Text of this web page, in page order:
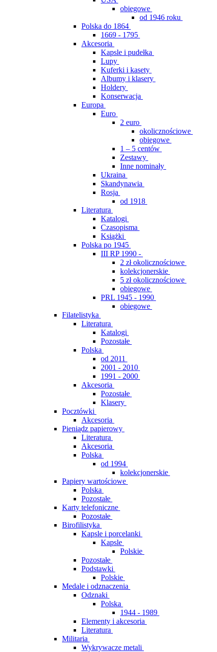
obiegowe
od 1946 roku
Polska do 1864
1669 - 1795
Akcesoria
Kapsle i pudełka
Lupy
Kuferki i kasety
Albumy i klasery
Holdery
Konserwacja
Europa
Euro
2 euro
okolicznościowe
obiegowe
1 – 5 centów
Zestawy
Inne nominały
Ukraina
Skandynawia
Rosja
od 1918
Literatura
Katalogi
Czasopisma
Książki
Polska po 1945
III RP 1990 -
2 zł okolicznościowe
kolekcjonerskie
5 zł okolicznościowe
obiegowe
PRL 1945 - 1990
obiegowe
Filatelistyka
Literatura
Katalogi
Pozostałe
Polska
od 2011
2001 - 2010
1991 - 2000
Akcesoria
Pozostałe
Klasery
Pocztówki
Akcesoria
Pieniądz papierowy
Literatura
Akcesoria
Polska
od 1994
kolekcjonerskie
Papiery wartościowe
Polska
Pozostałe
Karty telefoniczne
Pozostałe
Birofilistyka
Kapsle i porcelanki
Kapsle
Polskie
Pozostałe
Podstawki
Polskie
Medale i odznaczenia
Odznaki
Polska
1944 - 1989
Elementy i akcesoria
Literatura
Militaria
Wykrywacze metali